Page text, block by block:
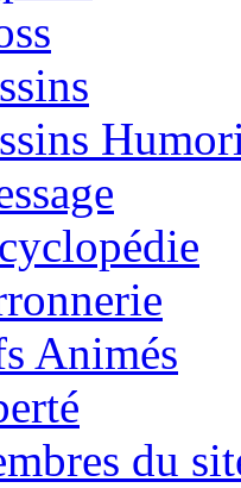
Animés
du